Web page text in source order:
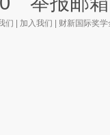
们 加入我们 财新国际奖学